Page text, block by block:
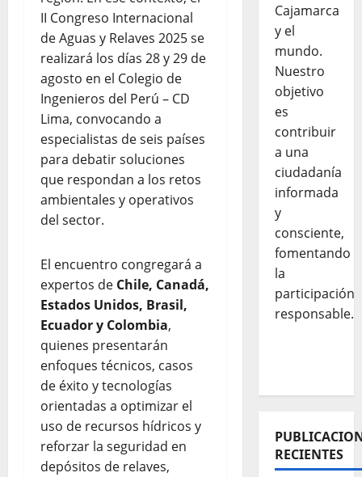
II Congreso Internacional
de Aguas y Relaves 2025 se
realizará los días 28 y 29 de
agosto en el Colegio de
Ingenieros del Perú – CD
Lima, convocando a
especialistas de seis países
para debatir soluciones
que respondan a los retos
ambientales y operativos
del sector.
El encuentro congregará a
expertos de Chile, Canadá,
Estados Unidos, Brasil,
Ecuador y Colombia,
quienes presentarán
enfoques técnicos, casos
de éxito y tecnologías
orientadas a optimizar el
uso de recursos hídricos y
reforzar la seguridad en
depósitos de relaves,
Cajamarca
y el
mundo.
Nuestro
objetivo
es
contribuir
a una
ciudadanía
informada
y
consciente,
fomentando
la
participación
responsable.
RECIENTES